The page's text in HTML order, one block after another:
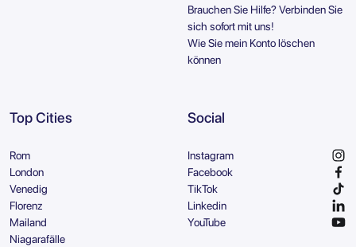
Brauchen Sie Hilfe? Verbinden Sie
sich sofort mit uns!
Wie Sie mein Konto löschen
können
Top Cities
Rom
London
Venedig
Florenz
Mailand
Niagarafälle
Social
Instagram
Facebook
TikTok
Linkedin
YouTube